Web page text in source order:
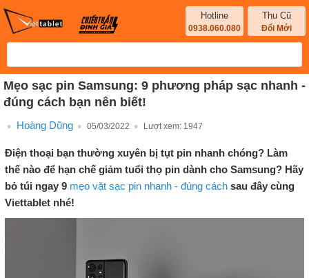
Hotline
0938.060.080
Thu Cũ
Đổi Mới
Mẹo sạc pin Samsung: 9 phương pháp sạc nhanh -
đúng cách bạn nên biết!
Hoàng Dũng 05/03/2022 Lượt xem: 1947
Điện thoại bạn thường xuyên bị tụt pin nhanh chóng? Làm
thế nào để hạn chế giảm tuổi thọ pin dành cho Samsung? Hãy
bỏ túi ngay 9mẹo vặt sạc pin nhanh - đúng cáchsau đây cùng
Viettablet nhé!